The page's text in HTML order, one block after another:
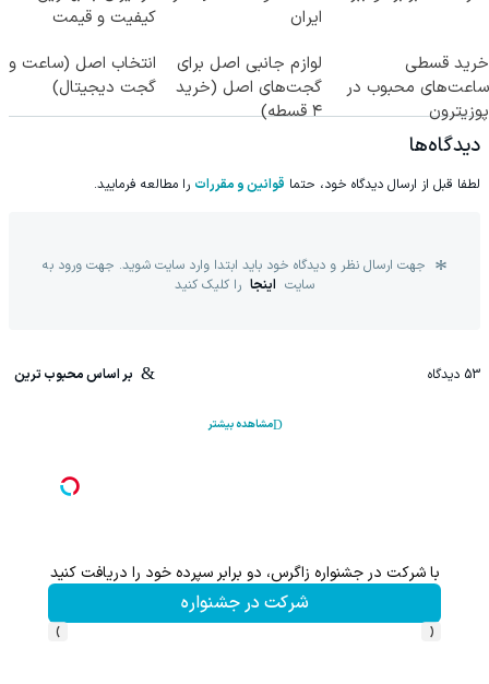
ایران
کیفیت و قیمت
خرید قسطی
ساعت‌های محبوب در
پوزیترون
لوازم جانبی اصل برای
گجت‌های اصل (خرید
۴ قسطه)
انتخاب اصل (ساعت و
گجت دیجیتال)
دیدگاه‌ها
لطفا قبل از ارسال دیدگاه خود، حتما قوانین و مقررات را مطالعه فرمایید.
جهت ارسال نظر و دیدگاه خود باید ابتدا وارد سایت شوید. جهت ورود به
سایت اینجا را کلیک کنید
53 دیدگاه بر اساس محبوب ترین
مشاهده بیشتر
با شرکت در جشنواره زاگرس، دو برابر سپرده خود را دریافت کنید
شرکت در جشنواره
‹
›